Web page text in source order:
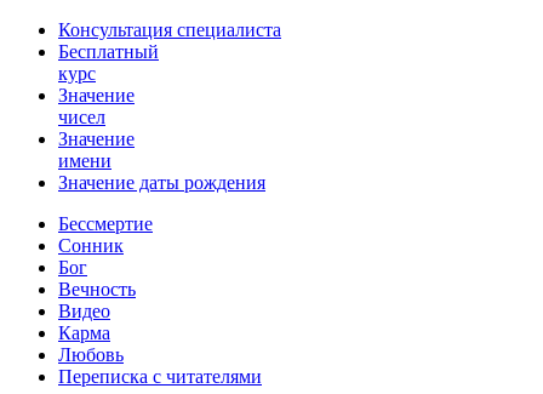
Консультация специалиста
Бесплатный
курс
Значение
чисел
Значение
имени
Значение даты рождения
Бессмертие
Сонник
Бог
Вечность
Видео
Карма
Любовь
Переписка с читателями